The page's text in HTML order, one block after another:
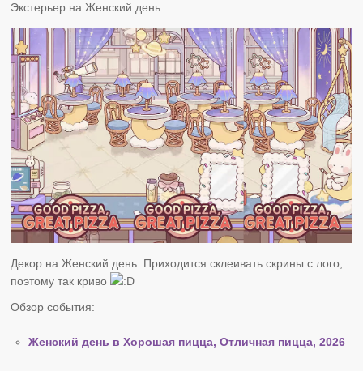
Экстерьер на Женский день.
Декор на Женский день. Приходится склеивать скрины с лого,
поэтому так криво
Обзор события:
Женский день в Хорошая пицца, Отличная пицца, 2026